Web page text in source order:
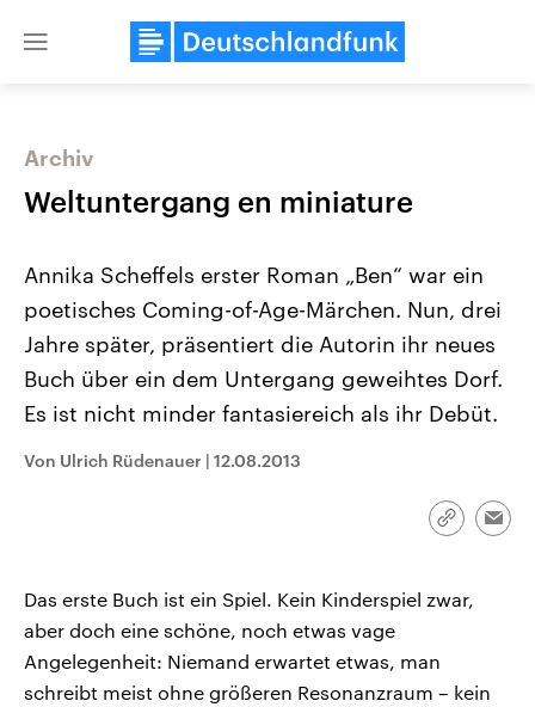
Close
Landtagswahl Sachsen-Anhalt
Alle Informationen
Sachsen-Anhalt wählt am 6.
Wahlprogramme, aktuelle Berichte
und Hintergründe zu den Parteien
und Kandidaten der anstehenden
USA
den mächtigsten Ländern
mit großem Einfluss auf
Sendungen Programm Podcasts
Audio-Archiv
Archiv
Weltuntergang en miniature
Annika Scheffels erster Roman „Ben“ war ein
poetisches Coming-of-Age-Märchen. Nun, drei
Jahre später, präsentiert die Autorin ihr neues
Buch über ein dem Untergang geweihtes Dorf.
Es ist nicht minder fantasiereich als ihr Debüt.
Von Ulrich Rüdenauer | 12.08.2013
Link
Das erste Buch ist ein Spiel. Kein Kinderspiel zwar,
aber doch eine schöne, noch etwas vage
Angelegenheit: Niemand erwartet etwas, man
schreibt meist ohne größeren Resonanzraum – kein